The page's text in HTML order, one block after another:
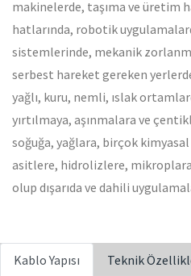
makinelerde, taşıma ve üretim
hatlarında, robotik
sistemlerinde, mekanik
serbest hareket gereken
yağlı, kuru, nemli, ıslak
yırtılmaya, aşınmalara ve
soğuğa, yağlara, birçok
asitlere, hidrolizlere, mikroplara,
olup dışarıda ve dahili
Kablo Yapısı Teknik